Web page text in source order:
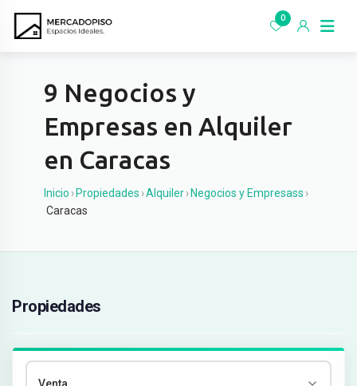
0
9 Negocios y
Empresas en Alquiler
en Caracas
Inicio › Propiedades ›Alquiler› Negocios y Empresass ›
Caracas
Propiedades